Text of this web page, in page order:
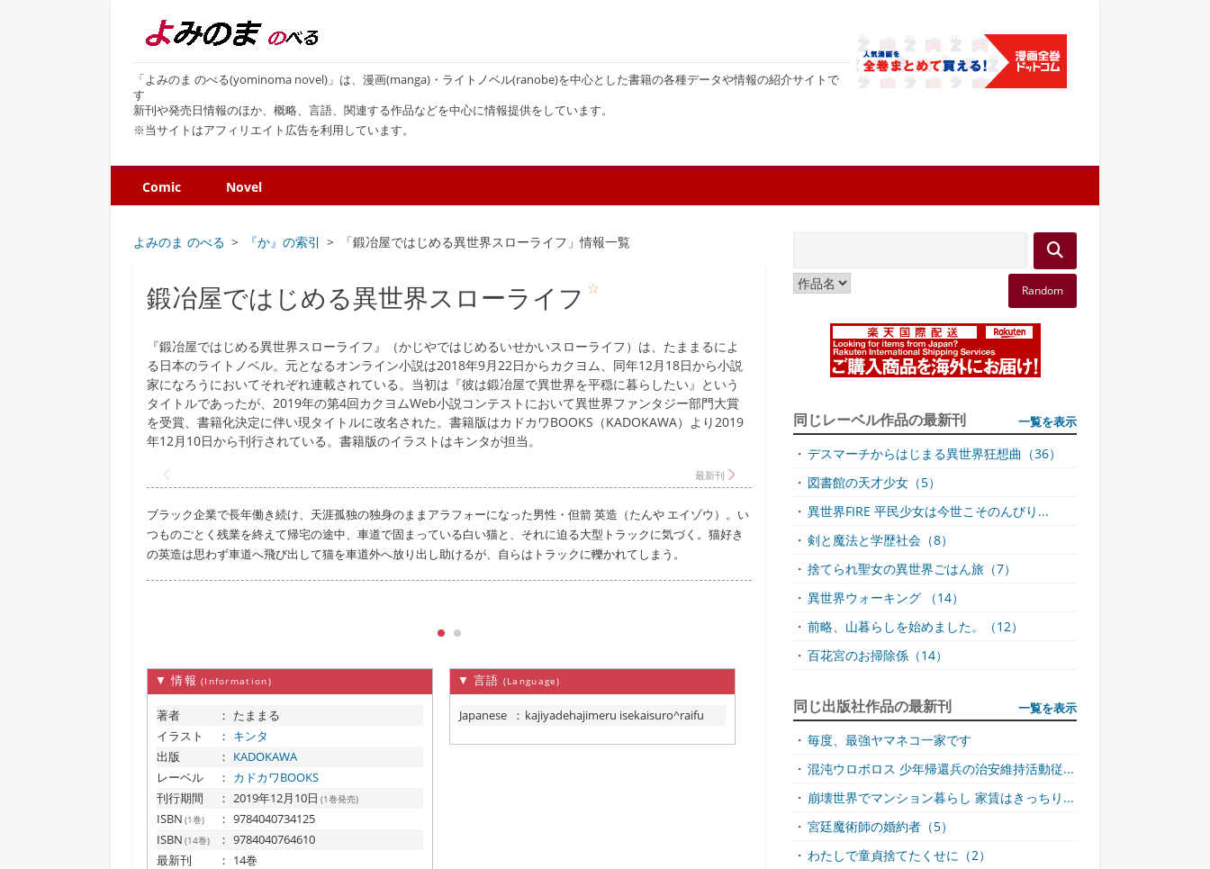
「よみのま のべる(yominoma novel)」は、漫画(manga)・ライトノベル(ranobe)を中心とした書籍の各種データや情報の紹介サイトで
す
新刊や発売日情報のほか、概略、言語、関連する作品などを中心に情報提供をしています。
※当サイトはアフィリエイト広告を利用しています。
Comic Novel
よみのま のべる 『か』の索引 「鍛冶屋ではじめる異世界スローライフ」情報一覧
鍛冶屋ではじめる異世界スローライフ ☆
『鍛冶屋ではじめる異世界スローライフ』（かじやではじめるいせかいスローライフ）は、たままるによ
る日本のライトノベル。元となるオンライン小説は2018年9月22日からカクヨム、同年12月18日から小説
家になろうにおいてそれぞれ連載されている。当初は『彼は鍛冶屋で異世界を平穏に暮らしたい』という
タイトルであったが、2019年の第4回カクヨムWeb小説コンテストにおいて異世界ファンタジー部門大賞
を受賞、書籍化決定に伴い現タイトルに改名された。書籍版はカドカワBOOKS（KADOKAWA）より2019
年12月10日から刊行されている。書籍版のイラストはキンタが担当。
ブラック企業で長年働き続け、天涯孤独の独身のままアラフォーになった男性・但箭 英造（たんや エイゾウ）。い
つものごとく残業を終えて帰宅の途中、車道で固まっている白い猫と、それに迫る大型トラックに気づく。猫好き
の英造は思わず車道へ飛び出して猫を車道外へ放り出し助けるが、自らはトラックに轢かれてしまう。
王弟殿下が遺跡探索に顔を出した本当の目的。それは、特別なインク作りをエイ
へ送る密書に使うというが、製法や使い方は一切不明。素材となる金属カリオピ
ことに気付いて？ さらに、黒の森の奥地へ乗り込む書き下ろしエピソードでは
張りで異変発生!?
▼ 情報 (Information)
著者 ： たままる
イラスト
： キンタ
出版
： KADOKAWA
レーベル
： カドカワBOOKS
刊行期間
： 2019年12月10日 (1巻発売)
ISBN (1巻) ： 9784040734125
ISBN (14巻) ： 9784040764610
最新刊
： 14巻
▼ 言語 (Language)
Japanese ： kajiyadehajimeru isekaisuro^raifu
Random
同じレーベル作品の最新刊 一覧を表示
・ デスマーチからはじまる異世界狂想曲（36）
・ 図書館の天才少女（5）
・ 異世界FIRE 平民少女は今世こそのんびり...
・ 剣と魔法と学歴社会（8）
・ 捨てられ聖女の異世界ごはん旅（7）
・ 異世界ウォーキング （14）
・ 前略、山暮らしを始めました。（12）
・ 百花宮のお掃除係（14）
同じ出版社作品の最新刊 一覧を表示
・ 毎度、最強ヤマネコ一家です
・ 混沌ウロボロス 少年帰還兵の治安維持活動従...
・ 崩壊世界でマンション暮らし 家賃はきっちり...
・ 宮廷魔術師の婚約者（5）
・ わたしで童貞捨てたくせに（2）